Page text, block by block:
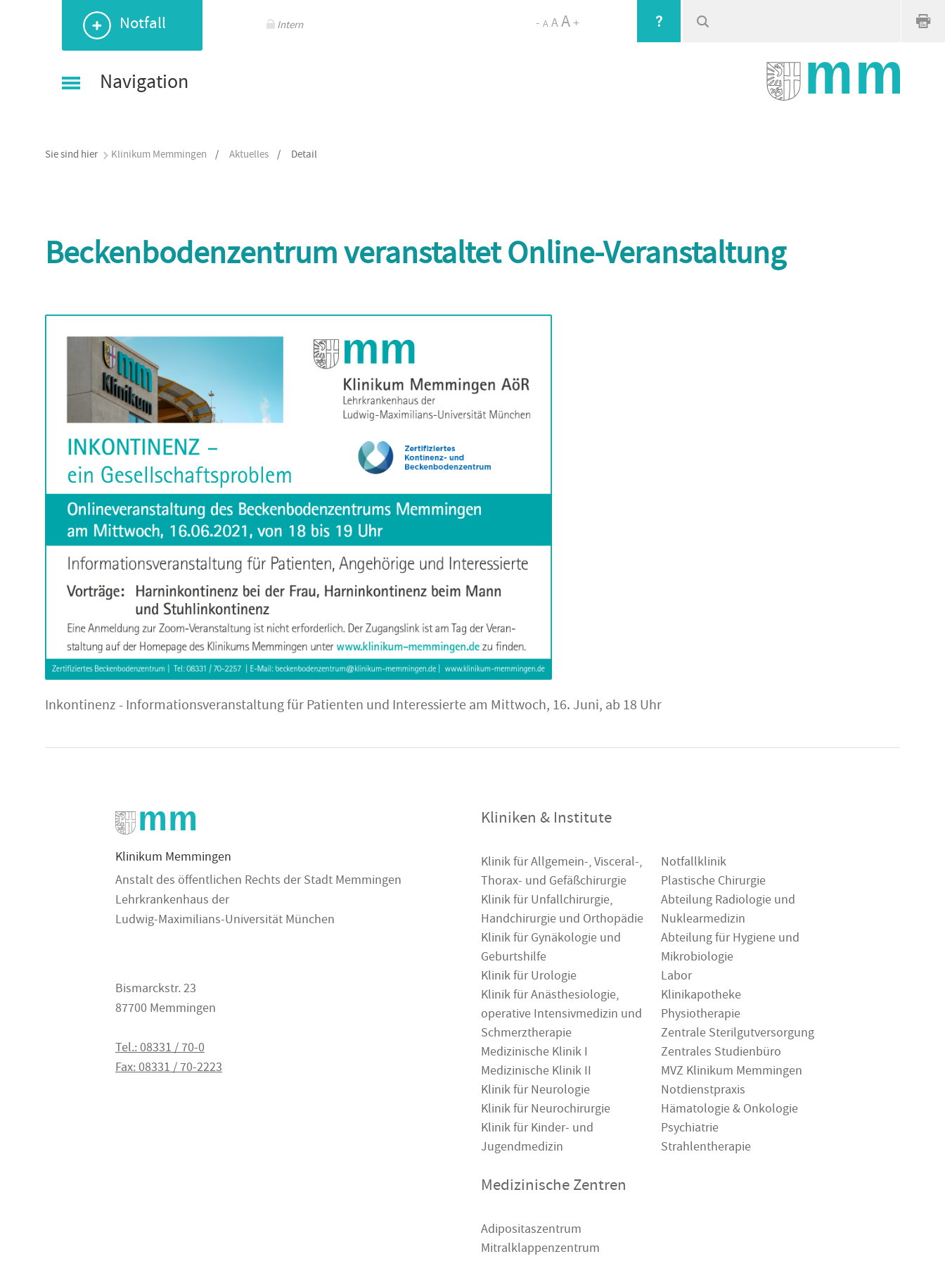
Notfall
Navigation
- AAA+
Intern
Sie sind hier Klinikum Memmingen / Aktuelles / Detail
Beckenbodenzentrum veranstaltet Online-Veranstaltung
Inkontinenz - Informationsveranstaltung für Patienten und Interessierte am Mittwoch, 16. Juni, ab 18 Uhr
Klinikum Memmingen
Anstalt des öffentlichen Rechts der Stadt Memmingen
Lehrkrankenhaus der
Ludwig-Maximilians-Universität München
Bismarckstr. 23
87700 Memmingen
Tel.: 08331 / 70-0
Fax: 08331 / 70-2223
Kliniken & Institute
Klinik für Allgemein-, Visceral-,
Thorax- und Gefäßchirurgie
Klinik für Unfallchirurgie,
Handchirurgie und Orthopädie
Klinik für Gynäkologie und
Geburtshilfe
Klinik für Urologie
Klinik für Anästhesiologie,
operative Intensivmedizin und
Schmerztherapie
Medizinische Klinik I
Medizinische Klinik II
Klinik für Neurologie
Klinik für Neurochirurgie
Klinik für Kinder- und
Jugendmedizin
Notfallklinik
Plastische Chirurgie
Abteilung Radiologie und
Nuklearmedizin
Abteilung für Hygiene und
Mikrobiologie
Labor
Klinikapotheke
Physiotherapie
Zentrale Sterilgutversorgung
Zentrales Studienbüro
MVZ Klinikum Memmingen
Notdienstpraxis
Hämatologie & Onkologie
Psychiatrie
Strahlentherapie
Medizinische Zentren
Adipositaszentrum
Mitralklappenzentrum